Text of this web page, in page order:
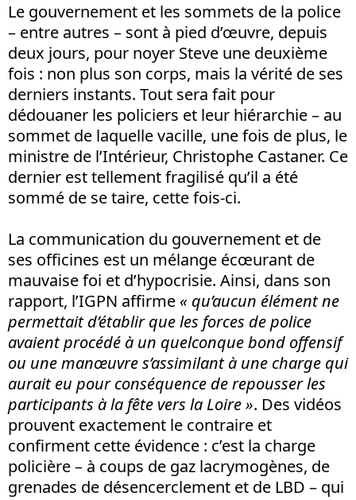
Le gouvernement et les sommets de la police
– entre autres – sont à pied d’œuvre, depuis
deux jours, pour noyer Steve une deuxième
fois : non plus son corps, mais la vérité de ses
derniers instants. Tout sera fait pour
dédouaner les policiers et leur hiérarchie – au
sommet de laquelle vacille, une fois de plus, le
ministre de l’Intérieur, Christophe Castaner. Ce
dernier est tellement fragilisé qu’il a été
sommé de se taire, cette fois-ci.
La communication du gouvernement et de
ses officines est un mélange écœurant de
mauvaise foi et d’hypocrisie. Ainsi, dans son
rapport, l’IGPN affirme « qu’aucun élément ne
permettait d’établir que les forces de police
avaient procédé à un quelconque bond offensif
ou une manœuvre s’assimilant à une charge qui
aurait eu pour conséquence de repousser les
participants à la fête vers la Loire ». Des vidéos
prouvent exactement le contraire et
confirment cette évidence : c’est la charge
policière – à coups de gaz lacrymogènes, de
grenades de désencerclement et de LBD – qui